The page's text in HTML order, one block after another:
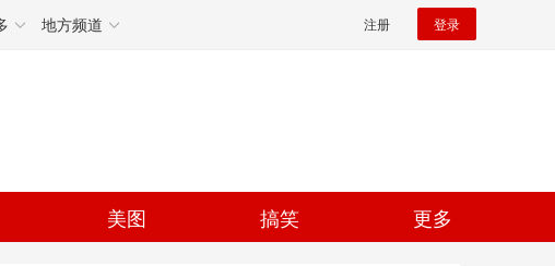
地方频道 注册 登录
美图 搞笑 更多